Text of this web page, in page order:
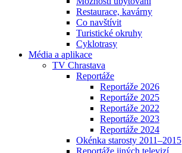
Restaurace, kavárny
Co navštívit
Turistické okruhy
Cyklotrasy
Média a aplikace
TV Chrastava
Reportáže
Reportáže 2026
Reportáže 2025
Reportáže 2022
Reportáže 2023
Reportáže 2024
Okénka starosty 2011–2015
Reportáže jiných televizí